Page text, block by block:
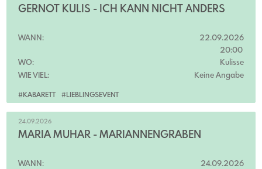
#KABARETT #LIEBLINGSEVENT
GERNOT KULIS - ICH KANN NICHT ANDERS
WANN:
22.09.2026
20:00
WO:
Kulisse
WIE VIEL:
Keine Angabe
24.09.2026
MARIA MUHAR - MARIANNENGRABEN
WANN:
24.09.2026